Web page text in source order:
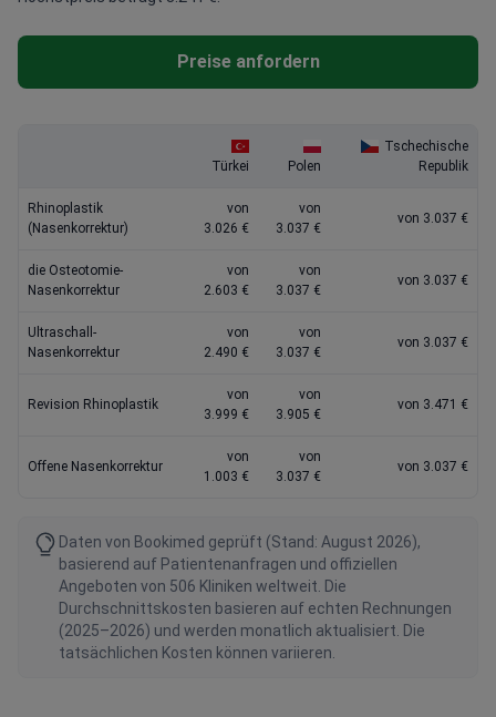
Preise anfordern
Türkei Polen
Tschechische
Republik
Rhinoplastik
(Nasenkorrektur)
von
3.026 €
von
3.037 €
von 3.037 €
die Osteotomie-
Nasenkorrektur
von
2.603 €
von
3.037 €
von 3.037 €
Ultraschall-
Nasenkorrektur
von
2.490 €
von
3.037 €
von 3.037 €
Revision Rhinoplastik
von
3.999 €
von
3.905 €
von 3.471 €
Offene Nasenkorrektur
von
1.003 €
von
3.037 €
von 3.037 €
Daten von Bookimed geprüft (Stand: August 2026),
basierend auf Patientenanfragen und offiziellen
Angeboten von 506 Kliniken weltweit. Die
Durchschnittskosten basieren auf echten Rechnungen
(2025–2026) und werden monatlich aktualisiert. Die
tatsächlichen Kosten können variieren.